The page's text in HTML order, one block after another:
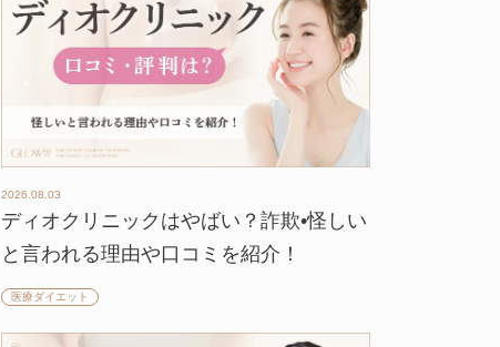
2026.08.03
ディオクリニックはやばい？詐欺•怪しい
と言われる理由や口コミを紹介！
医療ダイエット